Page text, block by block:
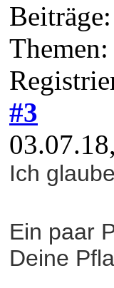
Themen:
#3
Ich
Ein paar
Deine